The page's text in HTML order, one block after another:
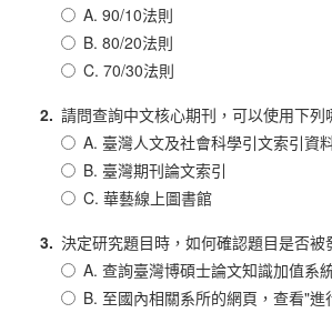
A. 90/10法則
B. 80/20法則
C. 70/30法則
2. 請問查詢中文核心期刊，可以使用下列
A. 臺灣人文及社會科學引文索引資
B. 臺灣期刊論文索引
C. 華藝線上圖書館
3. 決定研究題目時，如何確認題目是否被
A. 查詢臺灣博碩士論文知識加值系
B. 至國內相關系所的網頁，查看"進